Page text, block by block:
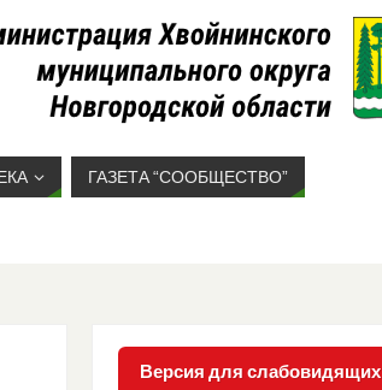
ГАЗЕТА “СООБЩЕСТВО”
Версия для слабовидящих